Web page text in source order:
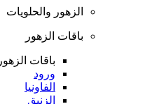
الزهور والحلويات
باقات الزهور
باقات الزهور
ورود
الفاونيا
الزنبق